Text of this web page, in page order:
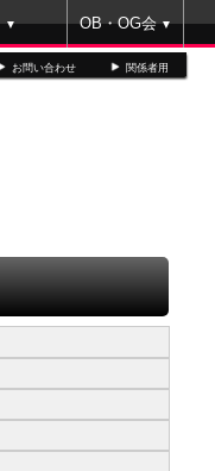
▼ OB・OG会▼
お問い合わせ 関係者用